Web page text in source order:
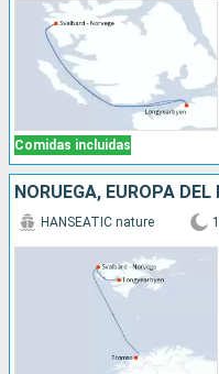
Comidas incluidas
NORUEGA, EUROPA DEL
HANSEATIC nature